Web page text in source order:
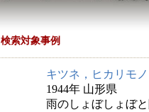
検索対象事例
キツネ，ヒカリモノ
1944年 山形県
雨のしょぼしょぼ